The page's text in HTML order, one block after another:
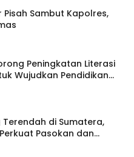
Sambut Kapolres,
Peningkatan Literasi
Wujudkan Pendidikan
di Sumatera,
Pasokan dan